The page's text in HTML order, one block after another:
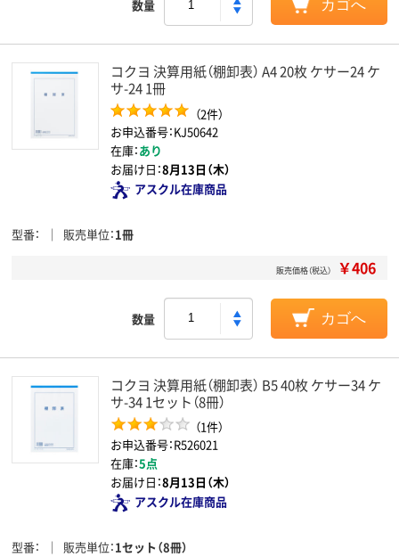
数量 カゴへ
コクヨ 決算用紙（棚卸表） A4 20枚 ケサー24 ケ
サ-24 1冊
（2件）
お申込番号：KJ50642
在庫：あり
お届け日：8月13日（木）
アスクル在庫商品
型番 販売単位 1冊
販売価格（税込） ￥406
数量 カゴへ
コクヨ 決算用紙（棚卸表） B5 40枚 ケサー34 ケ
サ-34 1セット（8冊）
（1件）
お申込番号：R526021
在庫：5点
お届け日：8月13日（木）
アスクル在庫商品
型番 販売単位 1セット（8冊）